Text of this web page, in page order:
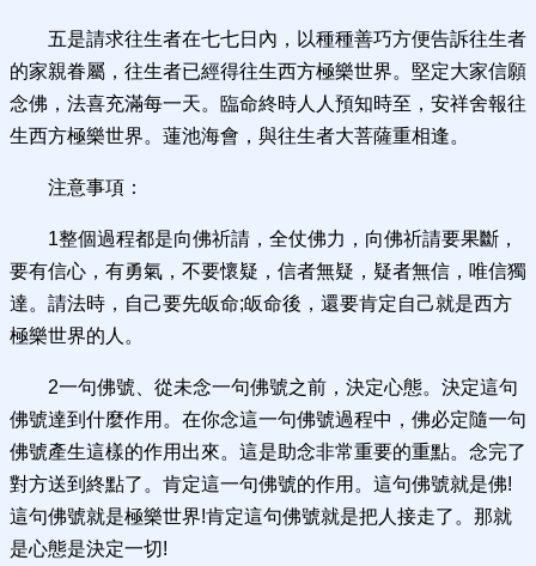
五是請求往生者在七七日內，以種種善巧方便告訴往生者
的家親眷屬，往生者已經得往生西方極樂世界。堅定大家信願
念佛，法喜充滿每一天。臨命終時人人預知時至，安祥舍報往
生西方極樂世界。蓮池海會，與往生者大菩薩重相逢。
注意事項：
1整個過程都是向佛祈請，全仗佛力，向佛祈請要果斷，
要有信心，有勇氣，不要懷疑，信者無疑，疑者無信，唯信獨
達。請法時，自己要先皈命;皈命後，還要肯定自己就是西方
極樂世界的人。
2一句佛號、從未念一句佛號之前，決定心態。決定這句
佛號達到什麼作用。在你念這一句佛號過程中，佛必定隨一句
佛號產生這樣的作用出來。這是助念非常重要的重點。念完了
對方送到終點了。肯定這一句佛號的作用。這句佛號就是佛!
這句佛號就是極樂世界!肯定這句佛號就是把人接走了。那就
是心態是決定一切!